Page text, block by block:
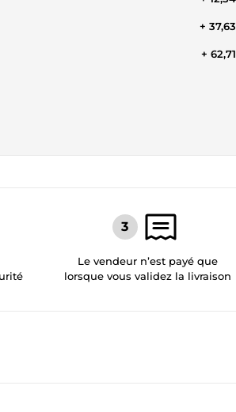
+
+
Le vendeur n’est payé que
lorsque vous validez la livraison